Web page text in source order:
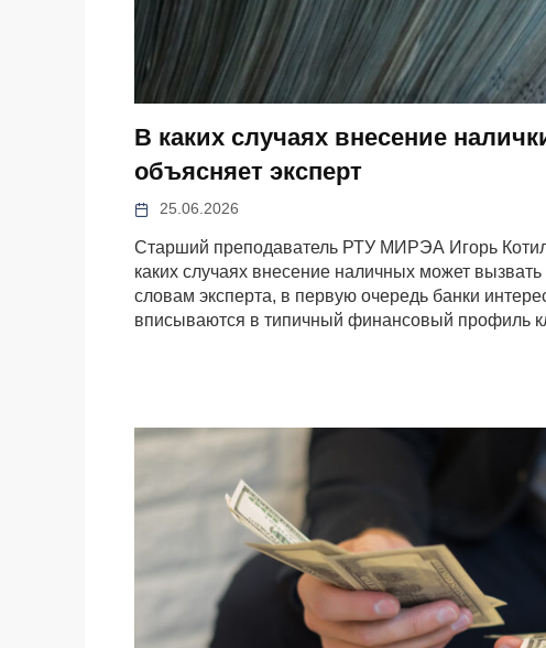
В каких случаях внесение
объясняет эксперт
25.06.2026
Старший преподаватель РТУ МИРЭА Игорь
каких случаях внесение наличных может
словам эксперта, в первую очередь банки
вписываются в типичный финансовый профиль